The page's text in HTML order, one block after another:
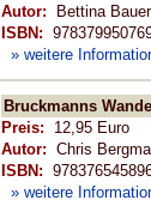
Autor: Bettina
ISBN:
» weitere
Bruckmanns
Preis: 12,95 Euro
Autor: Chris
ISBN:
» weitere